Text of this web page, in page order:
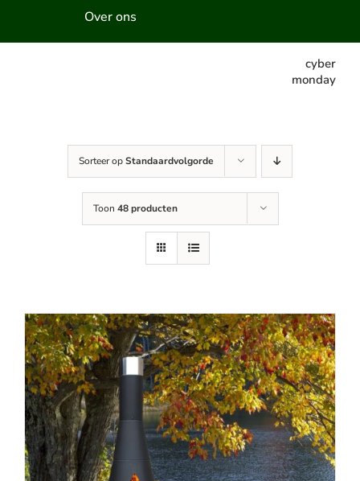
Over ons
cyber
monday
Sorteer opStandaardvolgorde
Toon 48 producten